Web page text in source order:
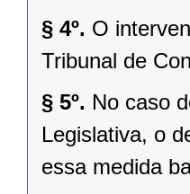
§ 4º. O
Tribunal de
§ 5º. No caso
Legislativa, o
essa medida